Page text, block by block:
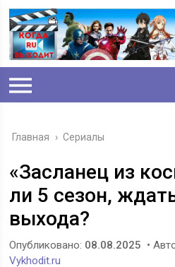
Главная › Сериалы
«Засланец из
ли 5 сезон,
выхода?
Опубликовано: 08.08.2025 •
Vykhodit.ru